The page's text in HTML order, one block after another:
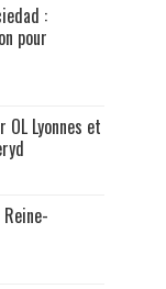
:
pour
Lyonnes et